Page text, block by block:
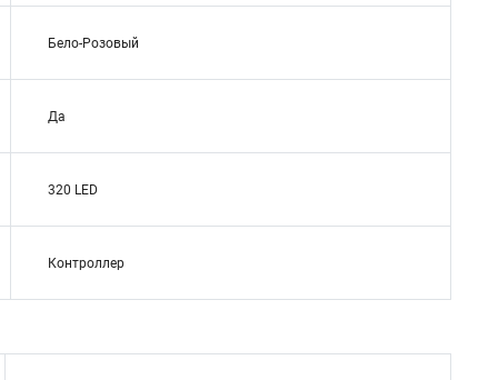
Бело-Розовый
Да
320 LED
Контроллер